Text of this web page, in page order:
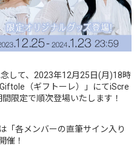
して、2023年12月25日(月)18時
（ギフトーレ）」にてiScre
限定で順次登場いたします！
「各メンバーの直筆サイン入り
催！